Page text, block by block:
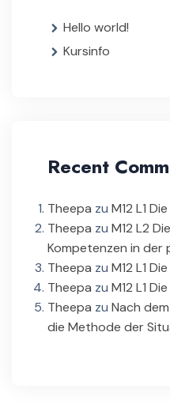
Hello world!
Kursinfo
Recent
Theepa zu M12 L1
Theepa zu M12 L2
Kompetenzen in der
Theepa zu M12 L1
Theepa zu M12 L1
Theepa zu Nach
die Methode der